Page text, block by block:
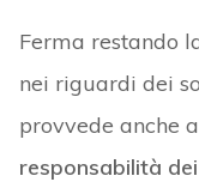
Ferma restando
nei riguardi dei
provvede anche
responsabilità